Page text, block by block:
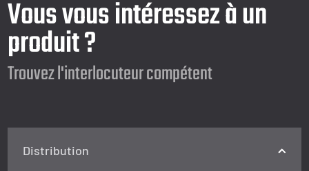
Vous vous intéressez à un
produit ?
Trouvez l'interlocuteur compétent
Distribution